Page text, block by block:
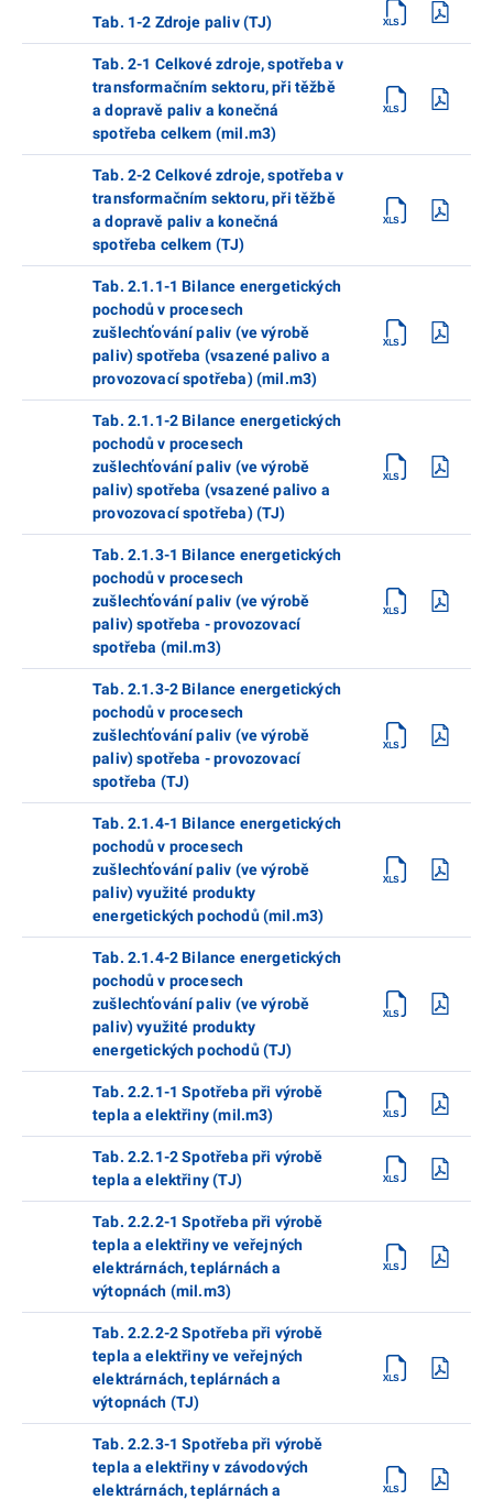
Tab. 1-2 Zdroje paliv (TJ)
Tab. 2-1 Celkové zdroje, spotřeba v
transformačním sektoru, při těžbě
a dopravě paliv a konečná
spotřeba celkem (mil.m3)
Tab. 2-2 Celkové zdroje, spotřeba v
transformačním sektoru, při těžbě
a dopravě paliv a konečná
spotřeba celkem (TJ)
Tab. 2.1.1-1 Bilance energetických
pochodů v procesech
zušlechťování paliv (ve výrobě
paliv) spotřeba (vsazené palivo a
provozovací spotřeba) (mil.m3)
Tab. 2.1.1-2 Bilance energetických
pochodů v procesech
zušlechťování paliv (ve výrobě
paliv) spotřeba (vsazené palivo a
provozovací spotřeba) (TJ)
Tab. 2.1.3-1 Bilance energetických
pochodů v procesech
zušlechťování paliv (ve výrobě
paliv) spotřeba - provozovací
spotřeba (mil.m3)
Tab. 2.1.3-2 Bilance energetických
pochodů v procesech
zušlechťování paliv (ve výrobě
paliv) spotřeba - provozovací
spotřeba (TJ)
Tab. 2.1.4-1 Bilance energetických
pochodů v procesech
zušlechťování paliv (ve výrobě
paliv) využité produkty
energetických pochodů (mil.m3)
Tab. 2.1.4-2 Bilance energetických
pochodů v procesech
zušlechťování paliv (ve výrobě
paliv) využité produkty
energetických pochodů (TJ)
Tab. 2.2.1-1 Spotřeba při výrobě
tepla a elektřiny (mil.m3)
Tab. 2.2.1-2 Spotřeba při výrobě
tepla a elektřiny (TJ)
Tab. 2.2.2-1 Spotřeba při výrobě
tepla a elektřiny ve veřejných
elektrárnách, teplárnách a
výtopnách (mil.m3)
Tab. 2.2.2-2 Spotřeba při výrobě
tepla a elektřiny ve veřejných
elektrárnách, teplárnách a
výtopnách (TJ)
Tab. 2.2.3-1 Spotřeba při výrobě
tepla a elektřiny v závodových
elektrárnách, teplárnách a